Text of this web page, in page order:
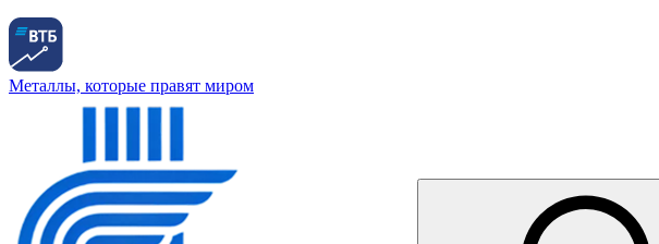
Металлы, которые правят миром